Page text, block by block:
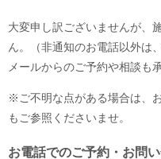
大変申し訳ございませんが、
ん。
（非通知のお電話以外は
メールからのご予約や相談も
※ご不明な点がある場合は、
もご参照くださいませ。
お電話でのご予約・お問